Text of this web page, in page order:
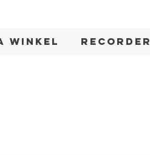
WINKEL RECORDER